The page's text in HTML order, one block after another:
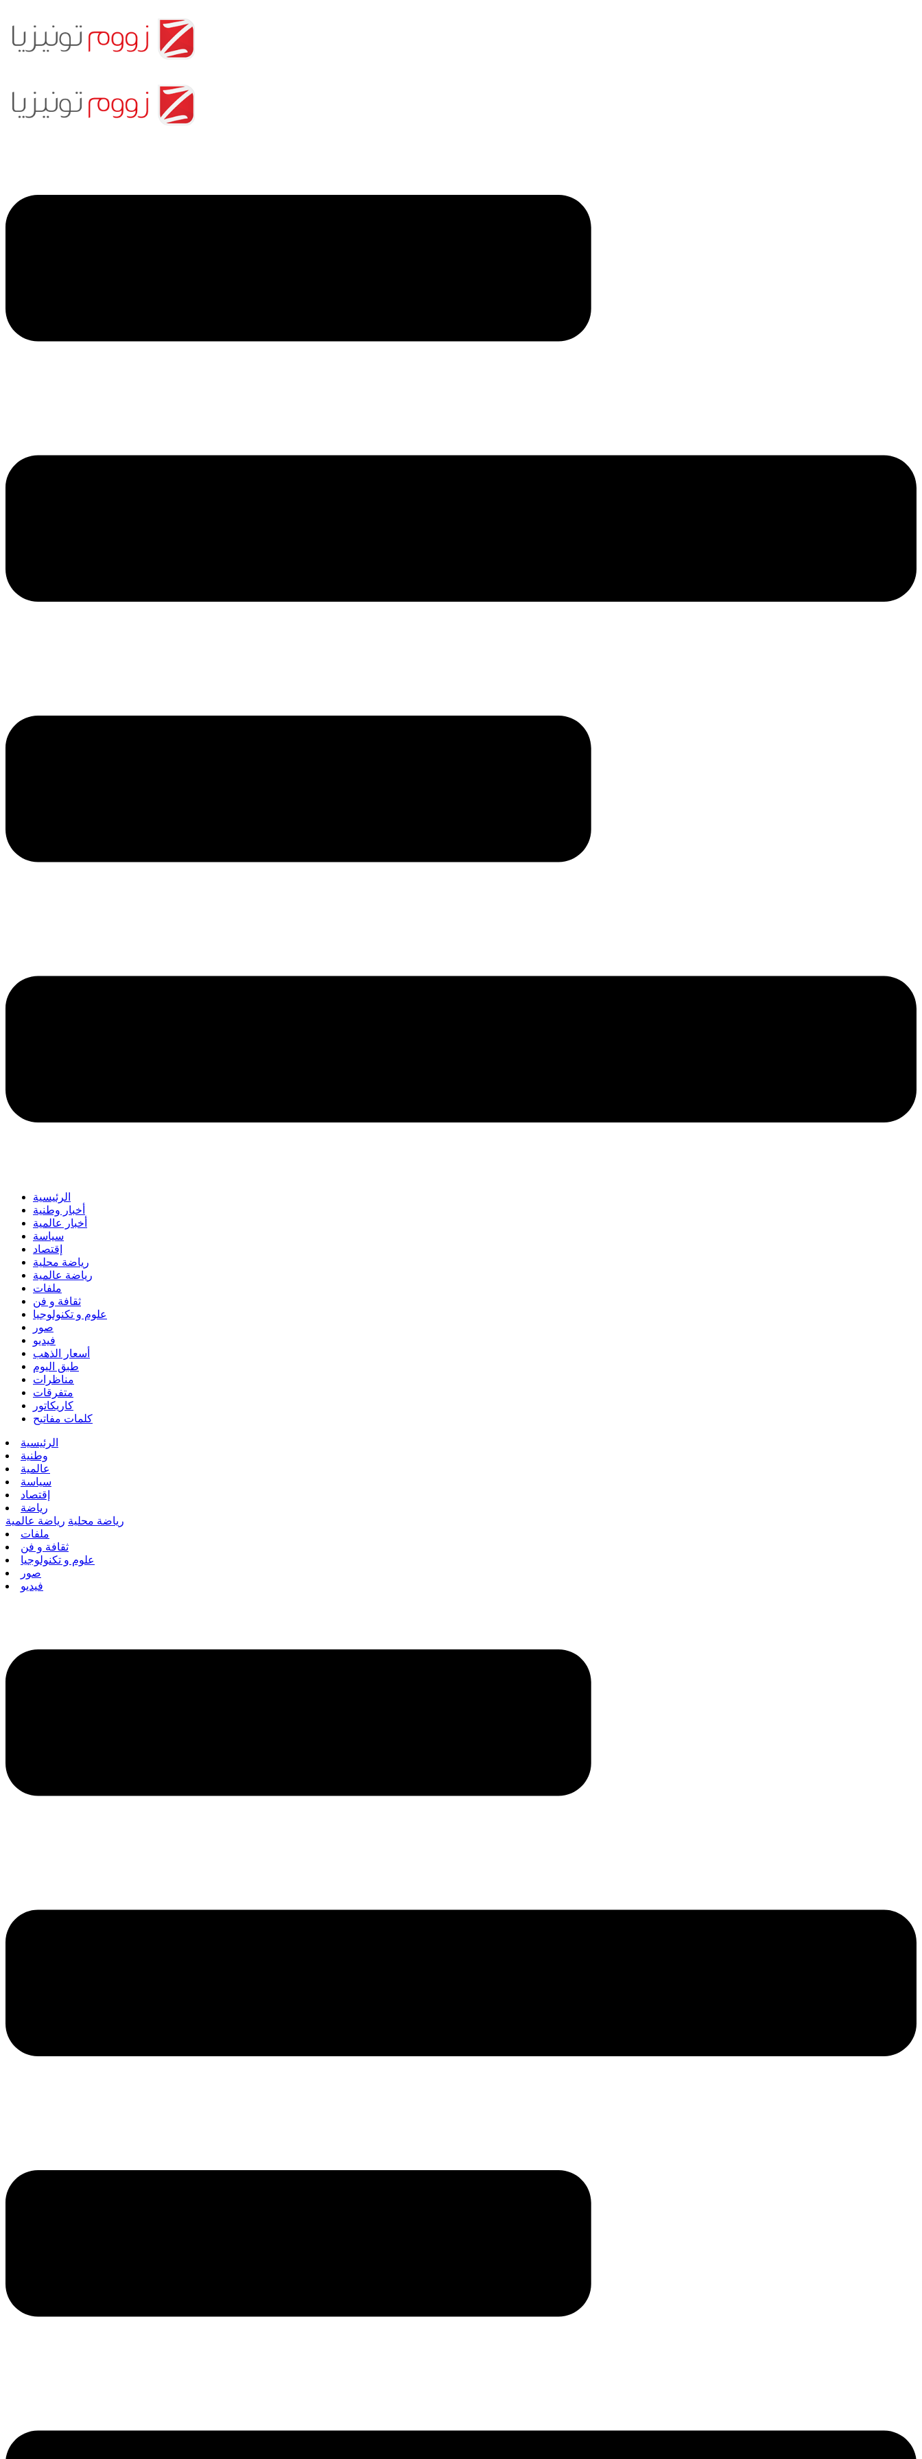
الرئيسية
أخبار وطنية
أخبار عالمية
سياسة
إقتصاد
رياضة محلية
رياضة عالمية
ملفات
ثقافة و فن
علوم و تكنولوجيا
صور
فيديو
أسعار الذهب
طبق اليوم
مناظرات
متفرقات
كاريكاتور
كلمات مفاتيح
الرئيسية
وطنية
عالمية
سياسة
إقتصاد
رياضة
رياضة محلية رياضة عالمية
ملفات
ثقافة و فن
علوم و تكنولوجيا
صور
فيديو